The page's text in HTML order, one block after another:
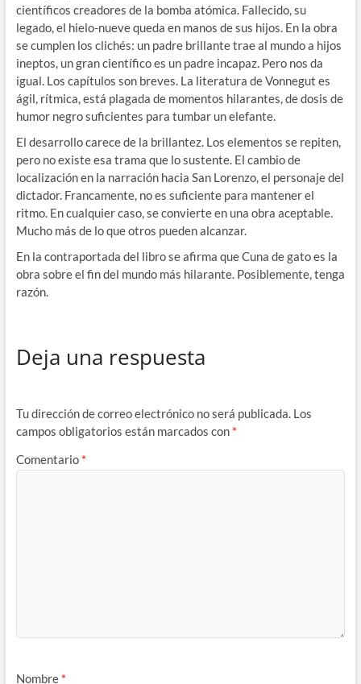
científicos creadores de la bomba atómica. Fallecido, su
legado, el hielo-nueve queda en manos de sus hijos. En la obra
se cumplen los clichés: un padre brillante trae al mundo a hijos
ineptos, un gran científico es un padre incapaz. Pero nos da
igual. Los capítulos son breves. La literatura de Vonnegut es
ágil, rítmica, está plagada de momentos hilarantes, de dosis de
humor negro suficientes para tumbar un elefante.
El desarrollo carece de la brillantez. Los elementos se repiten,
pero no existe esa trama que lo sustente. El cambio de
localización en la narración hacia San Lorenzo, el personaje del
dictador. Francamente, no es suficiente para mantener el
ritmo. En cualquier caso, se convierte en una obra aceptable.
Mucho más de lo que otros pueden alcanzar.
En la contraportada del libro se afirma que Cuna de gato es la
obra sobre el fin del mundo más hilarante. Posiblemente, tenga
razón.
Deja una respuesta
Tu dirección de correo electrónico no será publicada. Los
campos obligatorios están marcados con *
Comentario *
Nombre *